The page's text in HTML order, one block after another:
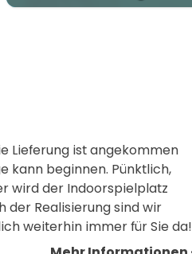
Lieferung ist angekommen
kann beginnen. Pünktlich,
wird der Indoorspielplatz
der Realisierung sind wir
weiterhin immer für Sie da!